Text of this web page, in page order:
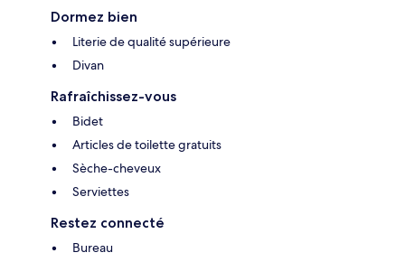
Dormez bien
Literie de qualité supérieure
Divan
Rafraîchissez-vous
Bidet
Articles de toilette gratuits
Sèche-cheveux
Serviettes
Restez connecté
Bureau